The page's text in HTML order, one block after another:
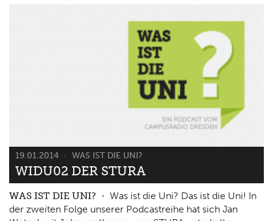
19.01.2014 WAS IST DIE UNI?
WIDU02 DER STURA
WAS IST DIE UNI?
Was ist die Uni? Das ist die Uni! In
der zweiten Folge unserer Podcastreihe hat sich Jan